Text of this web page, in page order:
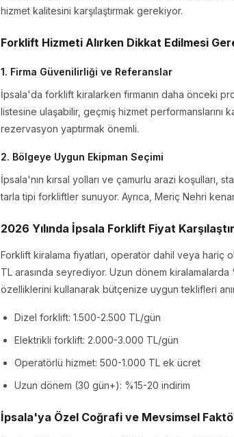
hizmet kalitesini karşılaştırmak gerekiyor.
Forklift Hizmeti Alırken Dikkat Edilmesi
1. Firma Güvenilirliği ve Referanslar
İpsala'da forklift kiralarken firmanın daha önceki
listesine ulaşabilir, geçmiş hizmet performanslarını
rezervasyon yaptırmak önemli.
2. Bölgeye Uygun Ekipman Seçimi
İpsala'nın kırsal yolları ve çamurlu arazi
tarla tipi forkliftler sunuyor. Ayrıca, Meriç Nehri
2026 Yılında İpsala Forklift Fiyat
Forklift kiralama fiyatları, operatör dahil veya hariç
TL arasında seyrediyor. Uzun dönem
özelliklerini kullanarak bütçenize uygun teklifleri
Dizel forklift: 1.500-2.500 TL/gün
Elektrikli forklift: 2.000-3.000 TL/gün
Operatörlü hizmet: 500-1.000 TL ek ücret
Uzun dönem (30 gün+): %15-20 indirim
İpsala'ya Özel Coğrafi ve Mevsimsel